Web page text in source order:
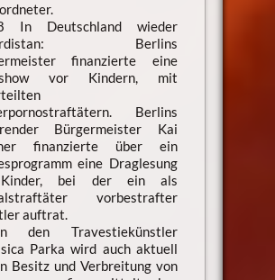
In Deutschland wieder
Berlins
finanzierte eine
vor Kindern, mit
Berlins
Bürgermeister Kai
finanzierte über ein
eine Draglesung
bei der ein als
vorbestrafter
auftrat.
den Travestiekünstler
Parka wird auch aktuell
Besitz und Verbreitung von